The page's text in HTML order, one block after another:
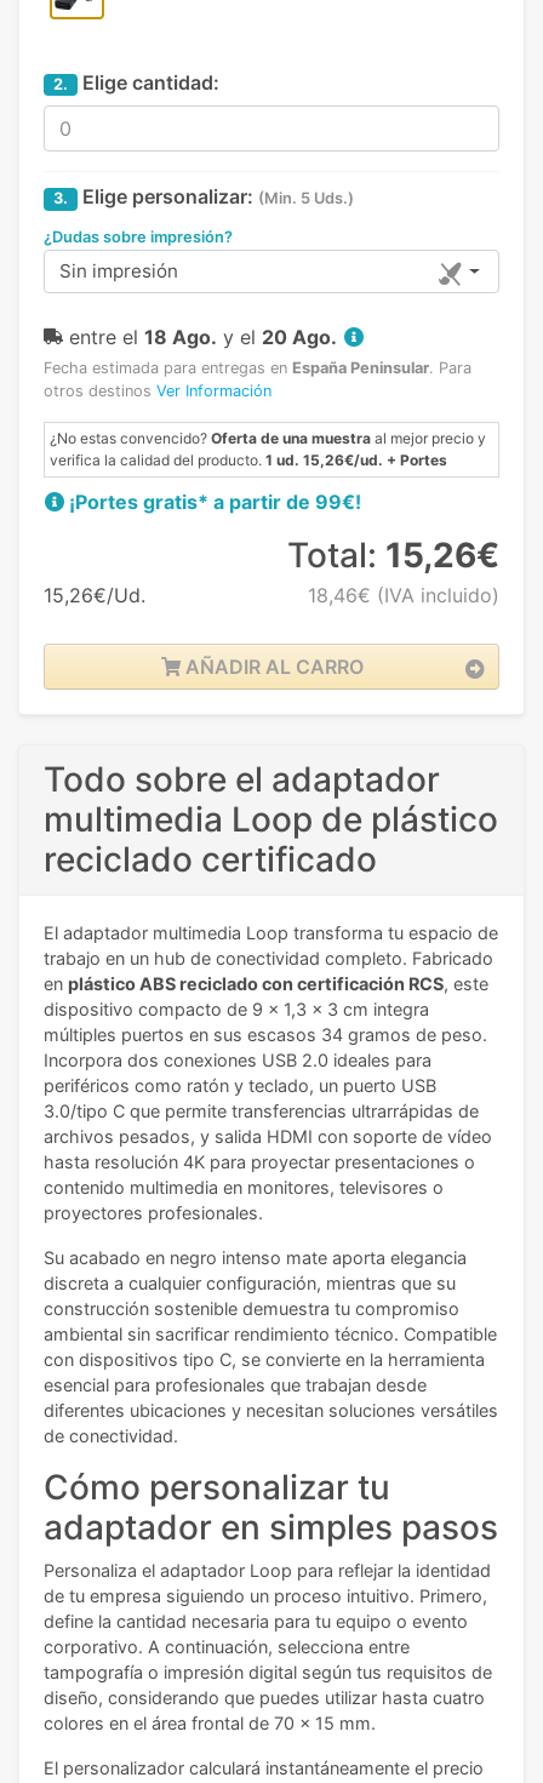
2. Elige cantidad:
3. Elige personalizar: (Min. 5 Uds.)
¿Dudas sobre impresión?
Sin impresión
entre el 18 Ago. y el 20 Ago.
Fecha estimada para entregas en España Peninsular. Para
otros destinos Ver Información
¿No estas convencido? Oferta de una muestra al mejor precio y
verifica la calidad del producto. 1 ud. 15,26€/ud. + Portes
¡Portes gratis* a partir de 99€!
15,26€/Ud.
Total: 15,26€
18,46€ (IVA incluido)
AÑADIR AL CARRO
Todo sobre el adaptador
multimedia Loop de plástico
reciclado certificado
El adaptador multimedia Loop transforma tu espacio de
trabajo en un hub de conectividad completo. Fabricado
en plástico ABS reciclado con certificación RCS, este
dispositivo compacto de 9 x 1,3 x 3 cm integra
múltiples puertos en sus escasos 34 gramos de peso.
Incorpora dos conexiones USB 2.0 ideales para
periféricos como ratón y teclado, un puerto USB
3.0/tipo C que permite transferencias ultrarrápidas de
archivos pesados, y salida HDMI con soporte de vídeo
hasta resolución 4K para proyectar presentaciones o
contenido multimedia en monitores, televisores o
proyectores profesionales.
Su acabado en negro intenso mate aporta elegancia
discreta a cualquier configuración, mientras que su
construcción sostenible demuestra tu compromiso
ambiental sin sacrificar rendimiento técnico. Compatible
con dispositivos tipo C, se convierte en la herramienta
esencial para profesionales que trabajan desde
diferentes ubicaciones y necesitan soluciones versátiles
de conectividad.
Cómo personalizar tu
adaptador en simples pasos
Personaliza el adaptador Loop para reflejar la identidad
de tu empresa siguiendo un proceso intuitivo. Primero,
define la cantidad necesaria para tu equipo o evento
corporativo. A continuación, selecciona entre
tampografía o impresión digital según tus requisitos de
diseño, considerando que puedes utilizar hasta cuatro
colores en el área frontal de 70 x 15 mm.
El personalizador calculará instantáneamente el precio